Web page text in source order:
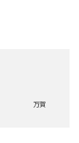
万賀